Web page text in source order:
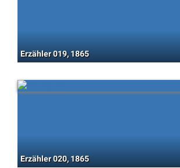
Erzähler 019, 1865
Erzähler 020, 1865